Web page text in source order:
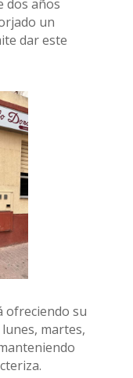
dos años
un
dar este
ofreciendo su
martes,